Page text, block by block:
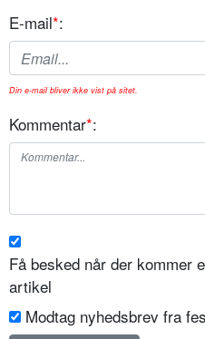
E-mail*:
Din e-mail bliver ikke vist på sitet.
Kommentar*:
Få besked når der kommer
artikel
Modtag nyhedsbrev fra